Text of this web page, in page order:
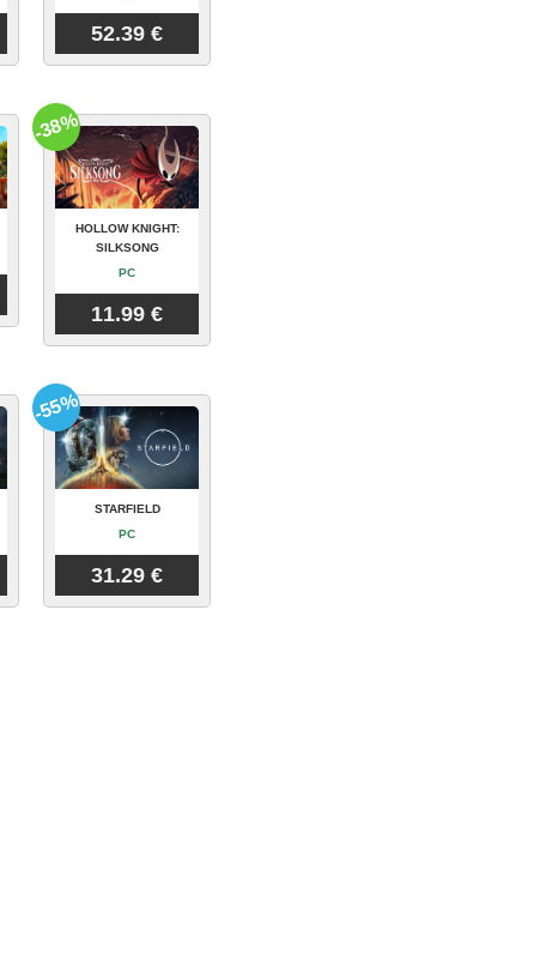
52.39 €
HOLLOW KNIGHT:
SILKSONG
PC
11.99 €
-38%
STARFIELD
PC
31.29 €
-55%